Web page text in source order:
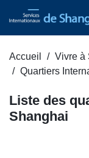
Accueil Vivre à
Quartiers
Liste des
Shanghai